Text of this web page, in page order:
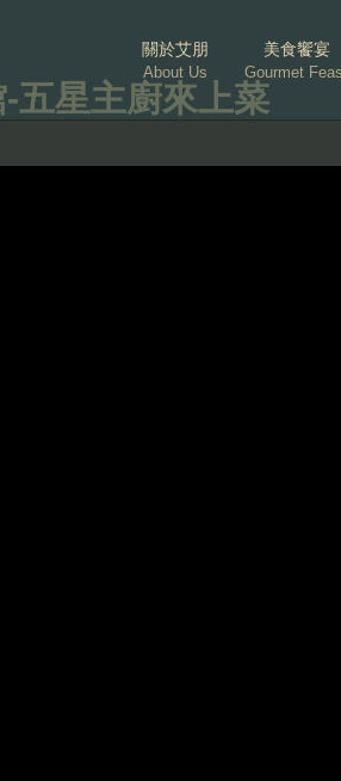
關於艾朋
About Us
美食饗宴
Gourmet
五星主廚來上菜